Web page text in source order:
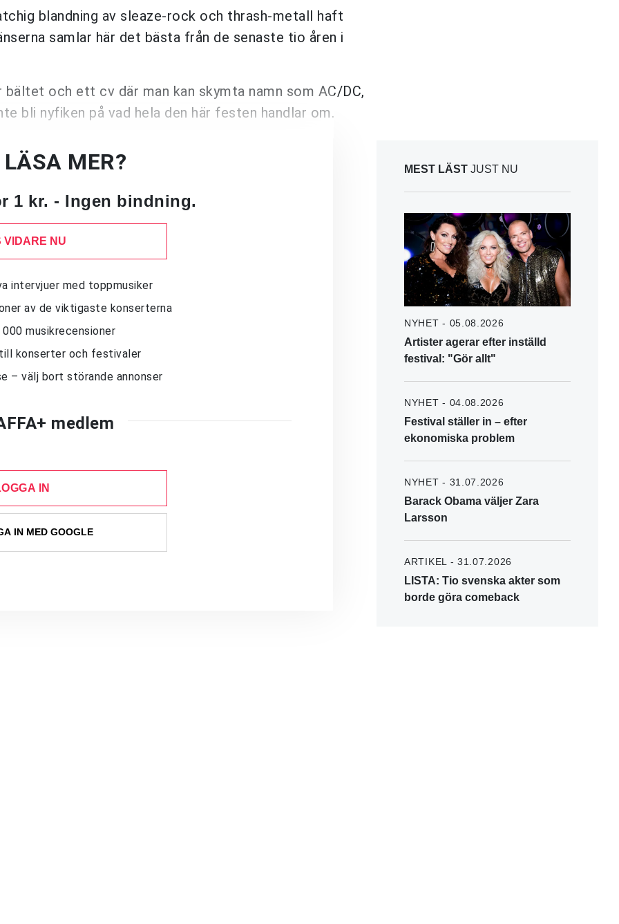
blandning av sleaze-rock och thrash-metall haft
samlar här det bästa från de senaste tio åren i
och ett cv där man kan skymta namn som AC/DC,
bli nyfiken på vad hela den här festen handlar om.
MER?
1 kr. - Ingen bindning.
VIDARE NU
intervjuer med toppmusiker
av de viktigaste konserterna
musikrecensioner
konserter och festivaler
– välj bort störande annonser
medlem
IN
IN MED GOOGLE
MEST LÄST JUST NU
NYHET - 05.08.2026
Artister agerar efter inställd
festival: "Gör allt"
NYHET - 04.08.2026
Festival ställer in – efter
ekonomiska problem
NYHET - 31.07.2026
Barack Obama väljer Zara
Larsson
ARTIKEL - 31.07.2026
LISTA: Tio svenska akter som
borde göra comeback